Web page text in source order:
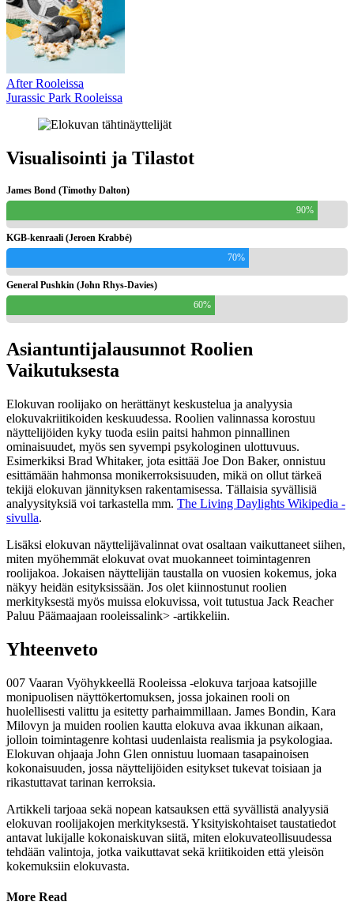
After Rooleissa
Jurassic Park Rooleissa
Visualisointi ja Tilastot
James Bond (Timothy Dalton)
90%
KGB-kenraali (Jeroen Krabbé)
70%
General Pushkin (John Rhys-Davies)
60%
Asiantuntijalausunnot Roolien
Vaikutuksesta
Elokuvan roolijako on herättänyt keskustelua ja analyysia
elokuvakriitikoiden keskuudessa. Roolien valinnassa korostuu
näyttelijöiden kyky tuoda esiin paitsi hahmon pinnallinen
ominaisuudet, myös sen syvempi psykologinen ulottuvuus.
Esimerkiksi Brad Whitaker, jota esittää Joe Don Baker, onnistuu
esittämään hahmonsa monikerroksisuuden, mikä on ollut tärkeä
tekijä elokuvan jännityksen rakentamisessa. Tällaisia syvällisiä
analyysityksiä voi tarkastella mm. The Living Daylights Wikipedia -
sivulla.
Lisäksi elokuvan näyttelijävalinnat ovat osaltaan vaikuttaneet siihen,
miten myöhemmät elokuvat ovat muokanneet toimintagenren
roolijakoa. Jokaisen näyttelijän taustalla on vuosien kokemus, joka
näkyy heidän esityksissään. Jos olet kiinnostunut roolien
merkityksestä myös muissa elokuvissa, voit tutustua Jack Reacher
Paluu Päämaajaan rooleissalink> -artikkeliin.
Yhteenveto
007 Vaaran Vyöhykkeellä Rooleissa -elokuva tarjoaa katsojille
monipuolisen näyttökertomuksen, jossa jokainen rooli on
huolellisesti valittu ja esitetty parhaimmillaan. James Bondin, Kara
Milovyn ja muiden roolien kautta elokuva avaa ikkunan aikaan,
jolloin toimintagenre kohtasi uudenlaista realismia ja psykologiaa.
Elokuvan ohjaaja John Glen onnistuu luomaan tasapainoisen
kokonaisuuden, jossa näyttelijöiden esitykset tukevat toisiaan ja
rikastuttavat tarinan kerroksia.
Artikkeli tarjoaa sekä nopean katsauksen että syvällistä analyysiä
elokuvan roolijakojen merkityksestä. Yksityiskohtaiset taustatiedot
antavat lukijalle kokonaiskuvan siitä, miten elokuvateollisuudessa
tehdään valintoja, jotka vaikuttavat sekä kriitikoiden että yleisön
kokemuksiin elokuvasta.
More Read